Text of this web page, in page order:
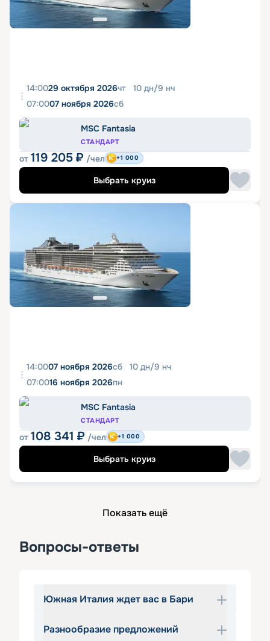
14:0029 октября 2026чт 10 дн/9 нч
07:0007 ноября 2026сб
MSC Fantasia
СТАНДАРТ
от 119 205 ₽ /чел +1 000
Выбрать круиз
14:0007 ноября 2026сб 10 дн/9 нч
07:0016 ноября 2026пн
MSC Fantasia
СТАНДАРТ
от 108 341 ₽ /чел +1 000
Выбрать круиз
Показать ещё
Вопросы-ответы
Южная Италия ждет вас в Бари
Бари – город-порт на юге Италии. Он
Разнообразие предложений